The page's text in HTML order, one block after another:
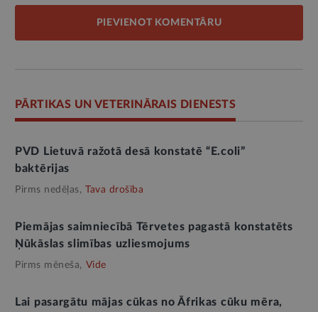
PIEVIENOT KOMENTĀRU
PĀRTIKAS UN VETERINĀRAIS DIENESTS
PVD Lietuvā ražotā desā konstatē “E.coli”
baktērijas
Pirms nedēļas, Tava drošība
Piemājas saimniecībā Tērvetes pagastā konstatēts
Ņūkāslas slimības uzliesmojums
Pirms mēneša, Vide
Lai pasargātu mājas cūkas no Āfrikas cūku mēra,